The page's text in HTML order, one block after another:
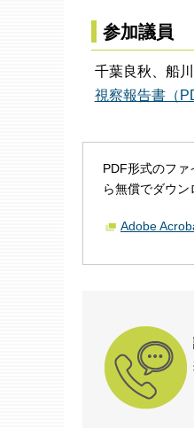
参加議員
千葉良秋、船
視察報告書（
PDF形式のフ
ら無償でダウン
Adobe